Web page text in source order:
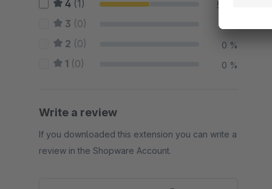
4 (1) 50 %
3 (0)
2 (0) 0 %
1 (0) 0 %
Write a review
If you downloaded this extension you can write a
review in the Shopware Account.